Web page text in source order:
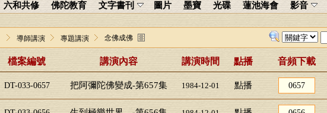
六和共修 佛陀教育 文字書刊 圖片 墨寶 光碟 蓮池海會 影音
導師講演 專題講演 念佛成佛
檔案編號 講演內容 講演時間 點播 音頻下載
DT-033-0657 把阿彌陀佛變成-第657集 1984-12-01 點播 0657